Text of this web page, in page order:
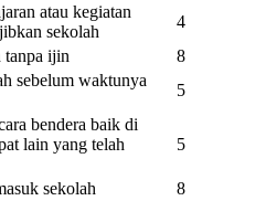
atau kegiatan
sekolah
4
tanpa ijin
8
sebelum waktunya
5
bendera baik di
lain yang telah
5
sekolah
8